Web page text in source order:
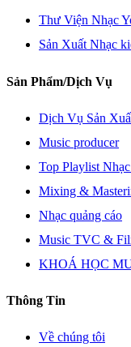
Thư Viện Nhạc
Sản Xuất Nhạc
Sản Phẩm/Dịch Vụ
Dịch Vụ Sản
Music producer
Top Playlist
Mixing &
Nhạc quảng cáo
Music TVC &
KHOÁ HỌC
Thông Tin
Về chúng tôi